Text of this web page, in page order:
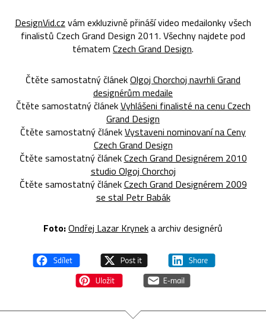
DesignVid.cz vám exkluzivně přináší video medailonky všech
finalistů Czech Grand Design 2011. Všechny najdete pod
tématem Czech Grand Design.
Čtěte samostatný článekOlgoj Chorchoj navrhli Grand
designérům medaile
Čtěte samostatný článekVyhlášeni finalisté na cenu Czech
Grand Design
Čtěte samostatný článekVystaveni nominovaní na Ceny
Czech Grand Design
Čtěte samostatný článekCzech Grand Designérem 2010
studio Olgoj Chorchoj
Čtěte samostatný článekCzech Grand Designérem 2009
se stal Petr Babák
Foto:Ondřej Lazar Kryneka archiv designérů